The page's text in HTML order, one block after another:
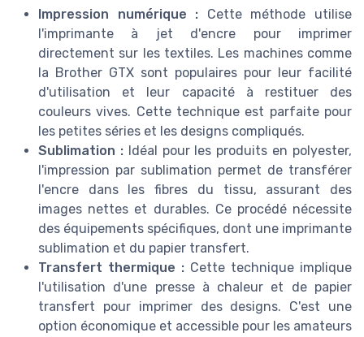
Impression numérique : Cette méthode utilise
l'imprimante à jet d'encre pour imprimer
directement sur les textiles. Les machines comme
la Brother GTX sont populaires pour leur facilité
d'utilisation et leur capacité à restituer des
couleurs vives. Cette technique est parfaite pour
les petites séries et les designs compliqués.
Sublimation :Idéal pour les produits en polyester,
l'impression par sublimation permet de transférer
l'encre dans les fibres du tissu, assurant des
images nettes et durables. Ce procédé nécessite
des équipements spécifiques, dont une imprimante
sublimation et du papier transfert.
Transfert thermique : Cette technique implique
l'utilisation d'une presse à chaleur et de papier
transfert pour imprimer des designs. C'est une
option économique et accessible pour les amateurs